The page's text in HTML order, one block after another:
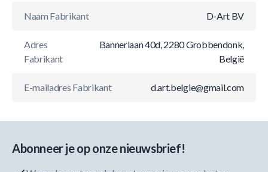
Naam Fabrikant D-Art BV
Adres
Fabrikant
Bannerlaan 40d, 2280 Grobbendonk,
België
E-mailadres Fabrikant d.art.belgie@gmail.com
Abonneer je op onze nieuwsbrief!